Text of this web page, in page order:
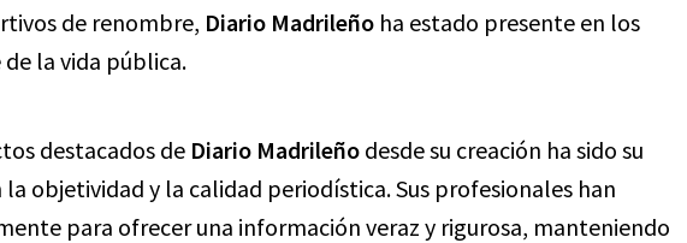
de renombre, Diario Madrileño ha estado presente en los
la vida pública.
destacados de Diario Madrileño desde su creación ha sido su
objetividad y la calidad periodística. Sus profesionales han
para ofrecer una información veraz y rigurosa, manteniendo